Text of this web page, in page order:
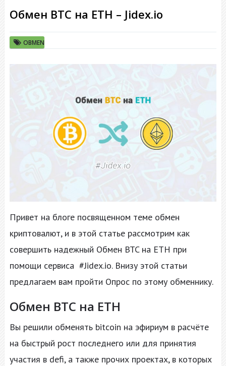
Обмен BTC на ETH – Jidex.io
OBMEN
Привет на блоге посвященном теме обмен
криптовалют, и в этой статье рассмотрим как
совершить надежный Обмен BTC на ETH при
помощи сервиса #Jidex.io. Внизу этой статьи
предлагаем вам пройти Опрос по этому обменнику.
Обмен BTC на ETH
Вы решили обменять bitcoin на эфириум в расчёте
на быстрый рост последнего или для принятия
участия в defi, а также прочих проектах, в которых